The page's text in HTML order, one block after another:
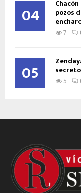
04 pozos
7
05 secreto
5